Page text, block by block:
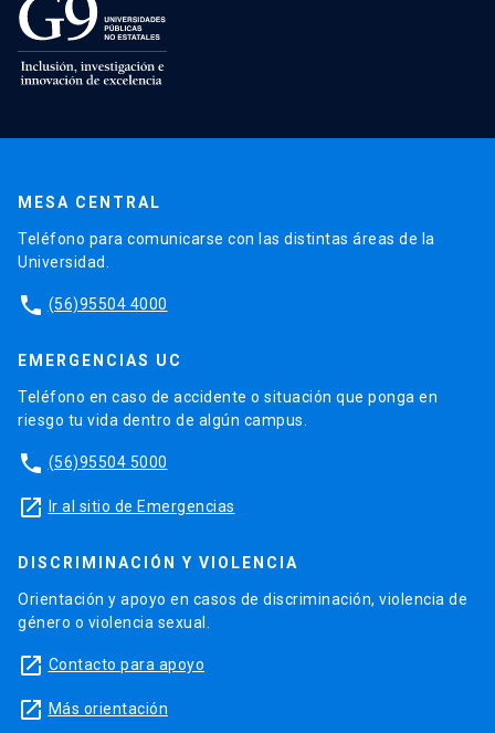
MESA CENTRAL
Teléfono para comunicarse con las distintas áreas de la
Universidad.
phone (56)95504 4000
EMERGENCIAS UC
Teléfono en caso de accidente o situación que ponga en
riesgo tu vida dentro de algún campus.
phone (56)95504 5000
launch Ir al sitio de Emergencias
DISCRIMINACIÓN Y VIOLENCIA
Orientación y apoyo en casos de discriminación, violencia de
género o violencia sexual.
launch Contacto para apoyo
launch Más orientación